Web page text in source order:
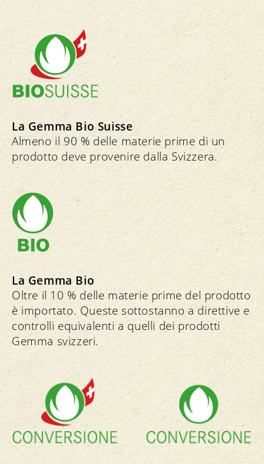
La Gemma Bio Suisse
Almeno il 90 % delle materie prime di un
prodotto deve provenire dalla Svizzera.
La Gemma Bio
Oltre il 10 % delle materie prime del prodotto
è importato. Queste sottostanno a direttive e
controlli equivalenti a quelli dei prodotti
Gemma svizzeri.